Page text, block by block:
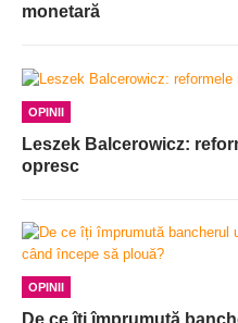
monetară
OPINII
Leszek Balcerowicz:
opresc
OPINII
De ce îți împrumută